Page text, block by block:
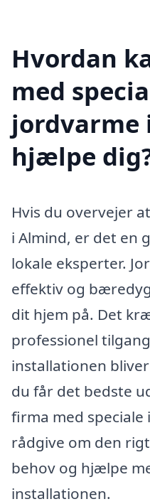
Hvordan
med
jordvarme
hjælpe
Hvis du overvejer
i Almind, er det en
lokale eksperter.
effektiv og
dit hjem på. Det
professionel
installationen
du får det bedste
firma med speciale
rådgive om den
behov og hjælpe
installationen.